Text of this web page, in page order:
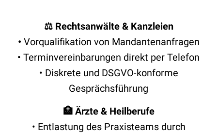
⚖️ Rechtsanwälte & Kanzleien
• Vorqualifikation von Mandantenanfragen
• Terminvereinbarungen direkt per Telefon
• Diskrete und DSGVO-konforme
Gesprächsführung
🏥 Ärzte & Heilberufe
• Entlastung des Praxisteams durch